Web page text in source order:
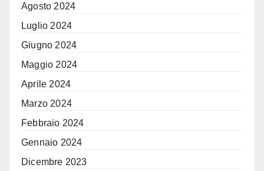
Agosto 2024
Luglio 2024
Giugno 2024
Maggio 2024
Aprile 2024
Marzo 2024
Febbraio 2024
Gennaio 2024
Dicembre 2023